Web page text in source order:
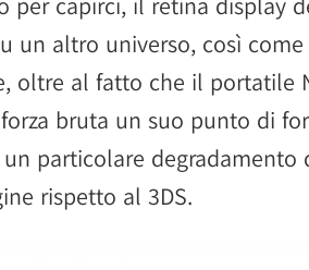
un altro universo, così
oltre al fatto che il portatile
bruta un suo punto di
un particolare degradamento
rispetto al 3DS.